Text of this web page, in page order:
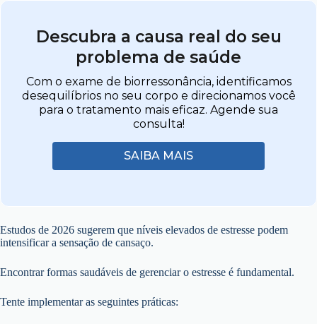
Descubra a causa real do seu
problema de saúde
Com o exame de biorressonância, identificamos
desequilíbrios no seu corpo e direcionamos você
para o tratamento mais eficaz. Agende sua
consulta!
SAIBA MAIS
Estudos de 2026 sugerem que níveis elevados de estresse podem
intensificar a sensação de cansaço.
Encontrar formas saudáveis de gerenciar o estresse é fundamental.
Tente implementar as seguintes práticas: